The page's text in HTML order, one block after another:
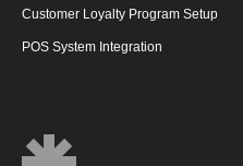
Customer Loyalty Program Setup
POS System Integration